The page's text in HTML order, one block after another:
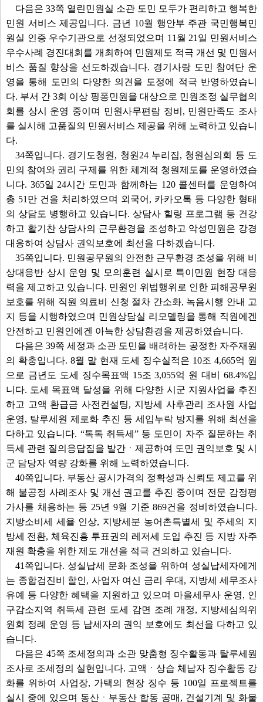
다음은 33쪽 열린민원실 소관 도민 모두가 편리하고 행복한
민원 서비스 제공입니다. 금년 10월 행안부 주관 국민행복민
원실 인증 우수기관으로 선정되었으며 11월 21일 민원서비스
우수사례 경진대회를 개최하여 민원제도 적극 개선 및 민원서
비스 품질 향상을 선도하겠습니다. 경기사랑 도민 참여단 운
영을 통해 도민의 다양한 의견을 도정에 적극 반영하였습니
다. 부서 간 3회 이상 핑퐁민원을 대상으로 민원조정 실무협의
회를 상시 운영 중이며 민원사무편람 정비, 민원만족도 조사
를 실시해 고품질의 민원서비스 제공을 위해 노력하고 있습니
다.
34쪽입니다. 경기도청원, 청원24 누리집, 청원심의회 등 도
민의 참여와 권리 구제를 위한 체계적 청원제도를 운영하였습
니다. 365일 24시간 도민과 함께하는 120 콜센터를 운영하여
총 51만 건을 처리하였으며 외국어, 카카오톡 등 다양한 형태
의 상담도 병행하고 있습니다. 상담사 힐링 프로그램 등 건강
하고 활기찬 상담사의 근무환경을 조성하고 악성민원은 강경
대응하여 상담사 권익보호에 최선을 다하겠습니다.
35쪽입니다. 민원공무원의 안전한 근무환경 조성을 위해 비
상대응반 상시 운영 및 모의훈련 실시로 특이민원 현장 대응
력을 제고하고 있습니다. 민원인 위법행위로 인한 피해공무원
보호를 위해 직원 의료비 신청 절차 간소화, 녹음시행 안내 고
지 등을 시행하였으며 민원상담실 리모델링을 통해 직원에겐
안전하고 민원인에겐 아늑한 상담환경을 제공하였습니다.
다음은 39쪽 세정과 소관 도민을 배려하는 공정한 자주재원
의 확충입니다. 8월 말 현재 도세 징수실적은 10조 4,665억 원
으로 금년도 도세 징수목표액 15조 3,055억 원 대비 68.4%입
니다. 도세 목표액 달성을 위해 다양한 시군 지원사업을 추진
하고 고액 환급금 사전컨설팅, 지방세 사후관리 조사원 사업
운영, 탈루세원 제로화 추진 등 세입누락 방지를 위해 최선을
다하고 있습니다. “톡톡 취득세” 등 도민이 자주 질문하는 취
득세 관련 질의응답집을 발간ㆍ제공하여 도민 권익보호 및 시
군 담당자 역량 강화를 위해 노력하였습니다.
40쪽입니다. 부동산 공시가격의 정확성과 신뢰도 제고를 위
해 불공정 사례조사 및 개선 권고를 추진 중이며 전문 감정평
가사를 채용하는 등 25년 9월 기준 869건을 정비하였습니다.
지방소비세 세율 인상, 지방세분 농어촌특별세 및 주세의 지
방세 전환, 체육진흥 투표권의 레저세 도입 추진 등 지방 자주
재원 확충을 위한 제도 개선을 적극 건의하고 있습니다.
41쪽입니다. 성실납세 문화 조성을 위하여 성실납세자에게
는 종합검진비 할인, 사업자 여신 금리 우대, 지방세 세무조사
유예 등 다양한 혜택을 지원하고 있으며 마을세무사 운영, 인
구감소지역 취득세 관련 도세 감면 조례 개정, 지방세심의위
원회 정례 운영 등 납세자의 권익 보호에도 최선을 다하고 있
습니다.
다음은 45쪽 조세정의과 소관 맞춤형 징수활동과 탈루세원
조사로 조세정의 실현입니다. 고액ㆍ상습 체납자 징수활동 강
화를 위하여 사업장, 가택의 현장 징수 등 100일 프로젝트를
실시 중에 있으며 동산ㆍ부동산 합동 공매, 건설기계 및 화물